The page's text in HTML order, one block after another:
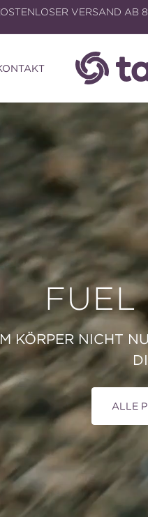
VERSAND AB
FUEL
KÖRPER NICHT
ALLE